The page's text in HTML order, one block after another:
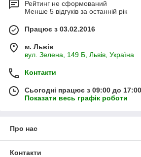
Рейтинг не сформований
Менше 5 відгуків за останній рік
Працює з 03.02.2016
м. Львів
вул. Зелена, 149 Б, Львів, Україна
Контакти
Сьогодні працює з 09:00 до 17:00
Показати весь графік роботи
Про нас
Контакти